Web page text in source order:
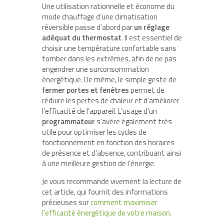
Une utilisation rationnelle et économe du
mode chauffage d’une climatisation
réversible passe d’abord parun réglage
adéquat du thermostat. Il est essentiel de
choisir une température confortable sans
tomber dans les extrêmes, afin de ne pas
engendrer une surconsommation
énergétique. De même, le simple geste de
fermer portes et fenêtrespermet de
réduire les pertes de chaleur et d’améliorer
l’efficacité de l’appareil. L’usage d’un
programmateur s’avère également très
utile pour optimiser les cycles de
fonctionnement en fonction des horaires
de présence et d’absence, contribuant ainsi
à une meilleure gestion de l’énergie.
Je vous recommande vivement la lecture de
cet article, qui fournit des informations
précieuses surcomment maximiser
l’efficacité énergétique de votre maison.